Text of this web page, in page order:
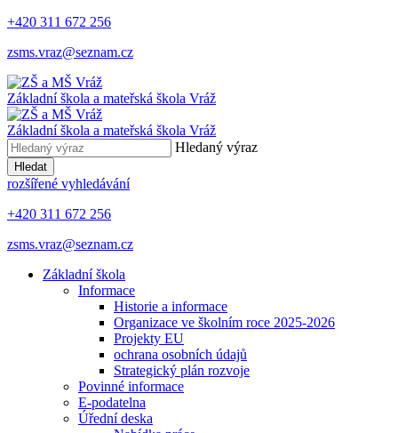
+420 311 672 256
zsms.vraz@seznam.cz
Základní škola a mateřská škola Vráž
Základní škola a mateřská škola Vráž
Hledaný výraz
Hledat
rozšířené vyhledávání
+420 311 672 256
zsms.vraz@seznam.cz
Základní škola
Informace
Historie a informace
Organizace ve školním roce 2025-2026
Projekty EU
ochrana osobních údajů
Strategický plán rozvoje
Povinné informace
E-podatelna
Úřední deska